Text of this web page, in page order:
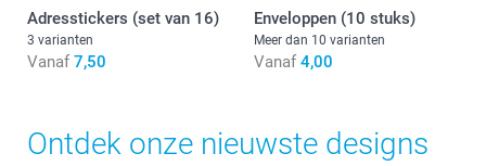
Adresstickers (set van 16)
3 varianten
Vanaf 7,50
Enveloppen (10 stuks)
Meer dan 10 varianten
Vanaf 4,00
Ontdek onze nieuwste designs